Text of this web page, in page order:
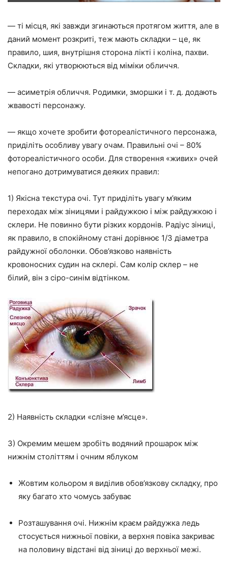
— ті місця, які завжди згинаються протягом життя, але в
даний момент розкриті, теж мають складки – це, як
правило, шия, внутрішня сторона лікті і коліна, пахви.
Складки, які утворюються від міміки обличчя.
— асиметрія обличчя. Родимки, зморшки і т. д. додають
жвавості персонажу.
— якщо хочете зробити фотореалістичного персонажа,
приділіть особливу увагу очам. Правильні очі – 80%
фотореалістичного особи. Для створення «живих» очей
непогано дотримуватися деяких правил:
1) Якісна текстура очі. Тут приділіть увагу м’яким
переходах між зіницями і райдужкою і між райдужкою і
склери. Не повинно бути різких кордонів. Радіус зіниці,
як правило, в спокійному стані дорівнює 1/3 діаметра
райдужної оболонки. Обов’язково наявність
кровоносних судин на склері. Сам колір склер – не
білий, він з сіро-синім відтінком.
2) Наявність складки «слізне м’ясце».
3) Окремим мешем зробіть водяний прошарок між
нижнім століттям і очним яблуком
Жовтим кольором я виділив обов’язкову складку, про
яку багато хто чомусь забуває
Розташування очі. Нижнім краєм райдужка ледь
стосується нижньої повіки, а верхня повіка закриває
на половину відстані від зіниці до верхньої межі.